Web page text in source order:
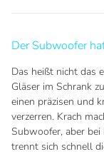
Der Subwoofer
Das heißt nicht das
Gläser im Schrank
einen präzisen und
verzerren. Krach
Subwoofer, aber bei
trennt sich schnell